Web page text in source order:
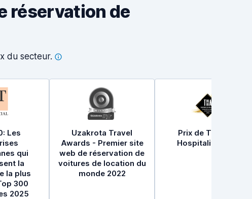
réservation de
du secteur.
Les
qui
la
la plus
300
2025
Uzakrota Travel
Awards - Premier site
web de réservation de
voitures de location du
monde 2022
Prix de Travel &
Hospitality 2021